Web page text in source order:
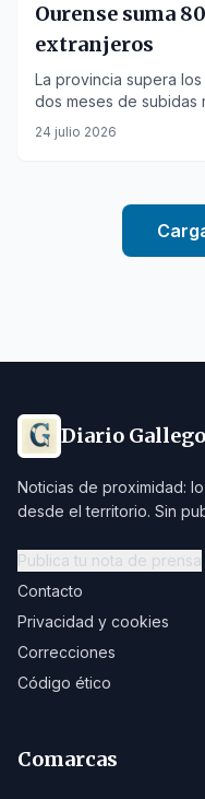
Ourense suma
extranjeros
La provincia supera
dos meses de subidas
regularización.
24 julio 2026
Diario Gallego
Noticias de proximidad:
desde el territorio. Sin
Publica tu nota de prensa
Contacto
Privacidad y cookies
Correcciones
Código ético
Comarcas